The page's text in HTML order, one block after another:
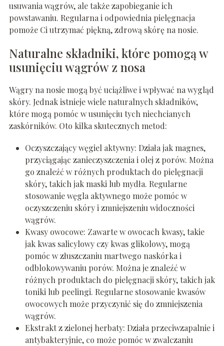
usuwania wągrów, ale także zapobieganie ich
powstawaniu. Regularna i odpowiednia pielęgnacja
pomoże Ci utrzymać piękną, zdrową skórę na nosie.
Naturalne składniki, które pomogą w
usunięciu wągrów z nosa
Wągry na nosie mogą być uciążliwe i wpływać na wygląd
skóry. Jednak istnieje wiele naturalnych składników,
które mogą pomóc w usunięciu tych niechcianych
zaskórników. Oto kilka skutecznych metod:
Oczyszczający węgiel aktywny: Działa jak magnes,
przyciągając zanieczyszczenia i olej z porów. Można
go znaleźć w różnych produktach do pielęgnacji
skóry, takich jak maski lub mydła. Regularne
stosowanie węgla aktywnego może pomóc w
oczyszczeniu skóry i zmniejszeniu widoczności
wągrów.
Kwasy owocowe: Zawarte w owocach kwasy, takie
jak kwas salicylowy czy kwas glikolowy, mogą
pomóc w złuszczaniu martwego naskórka i
odblokowywaniu porów. Można je znaleźć w
różnych produktach do pielęgnacji skóry, takich jak
toniki lub peelingi. Regularne stosowanie kwasów
owocowych może przyczynić się do zmniejszenia
wągrów.
Ekstrakt z zielonej herbaty: Działa przeciwzapalnie i
antybakteryjnie, co może pomóc w zwalczaniu